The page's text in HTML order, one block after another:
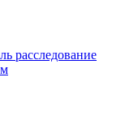
расследование